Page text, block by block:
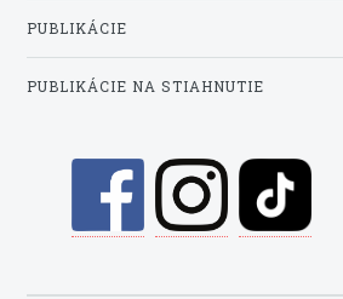
PUBLIKÁCIE
PUBLIKÁCIE NA STIAHNUTIE